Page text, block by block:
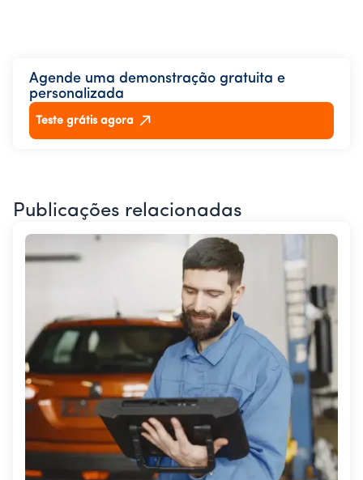
Agende uma demonstração gratuita e
personalizada
Teste grátis agora
Publicações relacionadas